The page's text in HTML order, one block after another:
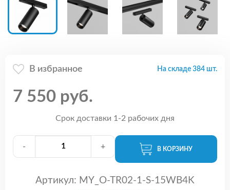
В избранное На складе 384 шт.
7 550 руб.
Срок доставки 1-2 рабочих дня
- + В КОРЗИНУ
Артикул: MY_O-TR02-1-S-15WB4K